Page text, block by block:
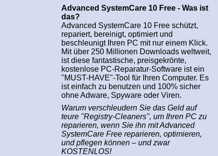
Advanced SystemCare 10 Free - Was ist
das?
Advanced SystemCare 10 Free schützt,
repariert, bereinigt, optimiert und
beschleunigt Ihren PC mit nur einem Klick.
Mit über 250 Millionen Downloads weltweit,
ist diese fantastische, preisgekrönte,
kostenlose PC-Reparatur-Software ist ein
"MUST-HAVE"-Tool für Ihren Computer. Es
ist einfach zu benutzen und 100% sicher
ohne Adware, Spyware oder Viren.
Warum verschleudern Sie das Geld auf
teure "Registry-Cleaners", um Ihren PC zu
reparieren, wenn Sie ihn mit Advanced
SystemCare Free reparieren, optimieren,
und pflegen können – und zwar
KOSTENLOS!